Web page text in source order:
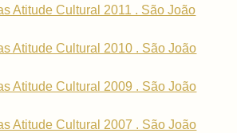
Atitude Cultural 2011 . São João
Atitude Cultural 2010 . São João
Atitude Cultural 2009 . São João
Atitude Cultural 2007 . São João